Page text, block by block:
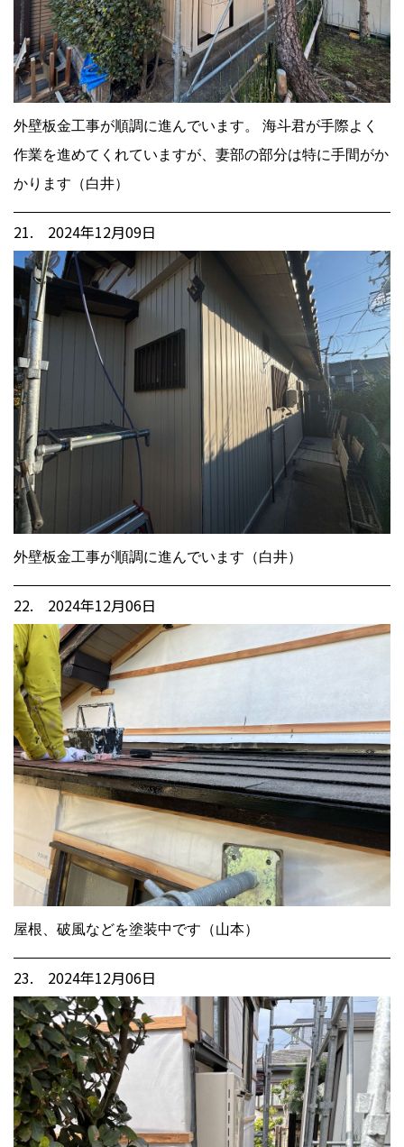
外壁板金工事が順調に進んでいます。 海斗君が手際よく
作業を進めてくれていますが、妻部の部分は特に手間がか
かります（白井）
21. 2024年12月09日
外壁板金工事が順調に進んでいます（白井）
22. 2024年12月06日
屋根、破風などを塗装中です（山本）
23. 2024年12月06日